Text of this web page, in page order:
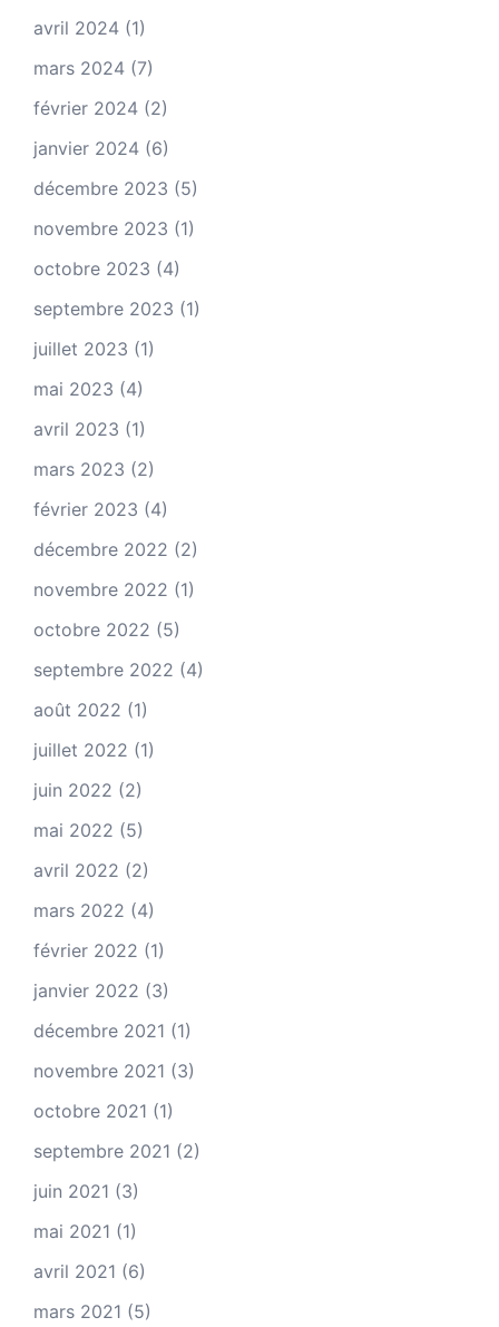
avril 2024 (1)
mars 2024 (7)
février 2024 (2)
janvier 2024 (6)
décembre 2023 (5)
novembre 2023 (1)
octobre 2023 (4)
septembre 2023 (1)
juillet 2023 (1)
mai 2023 (4)
avril 2023 (1)
mars 2023 (2)
février 2023 (4)
décembre 2022 (2)
novembre 2022 (1)
octobre 2022 (5)
septembre 2022 (4)
août 2022 (1)
juillet 2022 (1)
juin 2022 (2)
mai 2022 (5)
avril 2022 (2)
mars 2022 (4)
février 2022 (1)
janvier 2022 (3)
décembre 2021 (1)
novembre 2021 (3)
octobre 2021 (1)
septembre 2021 (2)
juin 2021 (3)
mai 2021 (1)
avril 2021 (6)
mars 2021 (5)